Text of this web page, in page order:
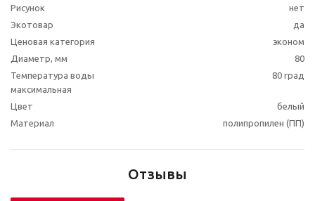
Рисунок
нет
Экотовар
да
Ценовая категория
эконом
Диаметр, мм
80
Температура воды
максимальная
80 град
Цвет
белый
Материал
полипропилен (ПП)
Отзывы